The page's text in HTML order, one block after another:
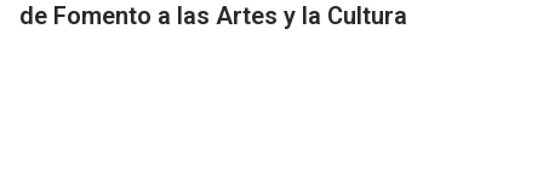
de Fomento a las Artes y la Cultura